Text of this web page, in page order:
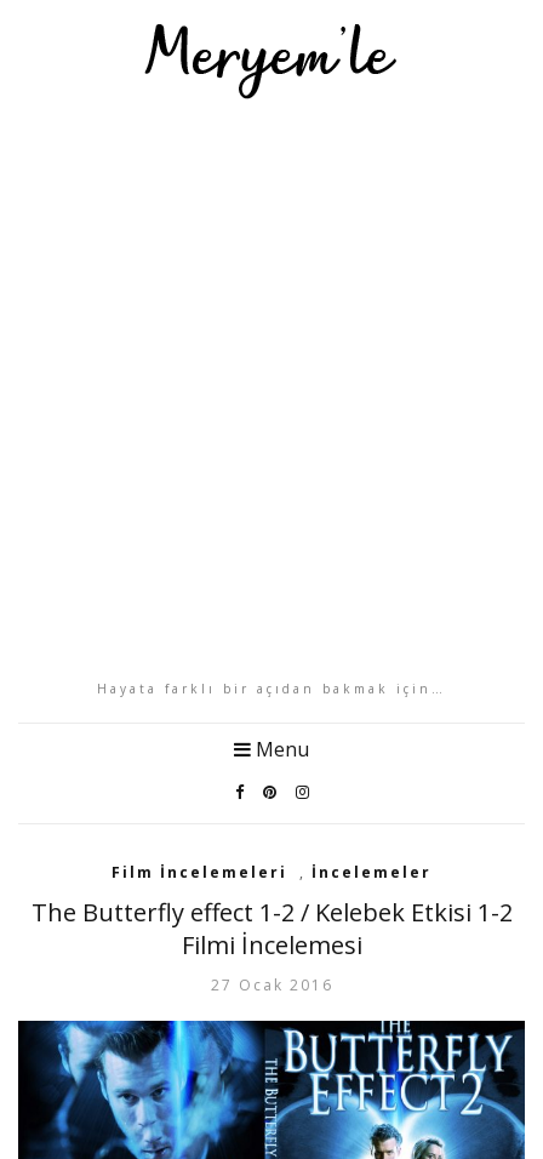
Hayata farklı bir açıdan bakmak için…
Menu
Film İncelemeleri , İncelemeler
The Butterfly effect 1-2 / Kelebek Etkisi 1-2
Filmi İncelemesi
27 Ocak 2016